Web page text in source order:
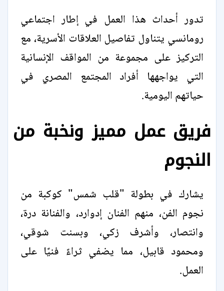
تدور أحداث هذا العمل في إطار اجتماعي
رومانسي يتناول تفاصيل العلاقات الأسرية، مع
التركيز على مجموعة من المواقف الإنسانية
التي يواجهها أفراد المجتمع المصري في
حياتهم اليومية.
فريق عمل مميز ونخبة من
النجوم
يشارك في بطولة "قلب شمس" كوكبة من
نجوم الفن، منهم الفنان إدوارد، والفنانة درة،
وانتصار، وأشرف زكي، وبسنت شوقي،
ومحمود قابيل، مما يضفي ثراءً فنيًا على
العمل.